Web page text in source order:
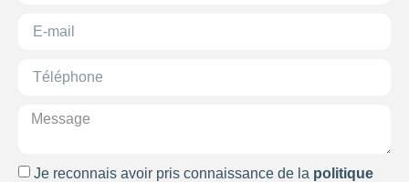
Je reconnais avoir pris connaissance de la politique